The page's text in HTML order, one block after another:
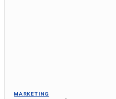
MARKETING